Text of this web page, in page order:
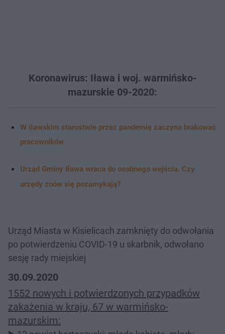
Koronawirus: Iława i woj. warmińsko-
mazurskie 09-2020:
W iławskim starostwie przez pandemię zaczyna brakować
pracowników
Urząd Gminy Iława wraca do osobnego wejścia. Czy
urzędy znów się pozamykają?
Urząd Miasta w Kisielicach zamknięty do odwołania
po potwierdzeniu COVID-19 u skarbnik, odwołano
sesję rady miejskiej
30.09.2020
1552 nowych i potwierdzonych przypadków
zakażenia w kraju, 67 w warmińsko-
mazurskim: